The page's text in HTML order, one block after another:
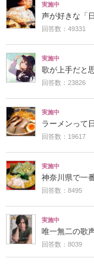
実施中
声が好きな「
回答数：49331
実施中
歌が上手だと
回答数：23826
実施中
ラーメンって
回答数：19617
実施中
神奈川県で一
回答数：8495
実施中
唯一無二の歌
回答数：8039